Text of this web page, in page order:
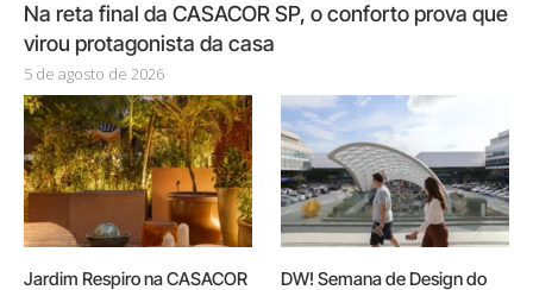
Na reta final da CASACOR SP, o conforto prova que
virou protagonista da casa
5 de agosto de 2026
Jardim Respiro na CASACOR
DW! Semana de Design do